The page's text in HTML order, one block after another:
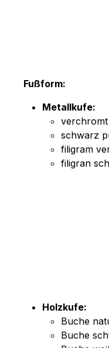
Fußform:
Metallkufe:
schwarz
filigram
filigran
Holzkufe:
Buche
Buche